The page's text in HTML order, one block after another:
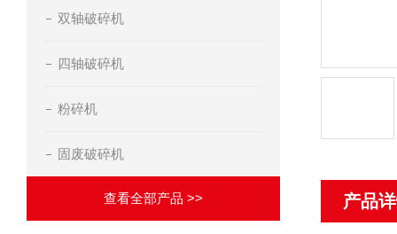
双轴破碎机
四轴破碎机
粉碎机
固废破碎机
查看全部产品 >> 产品